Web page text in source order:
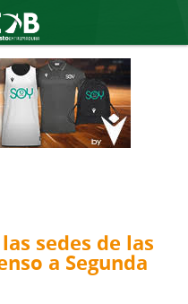
sedes de las
a Segunda